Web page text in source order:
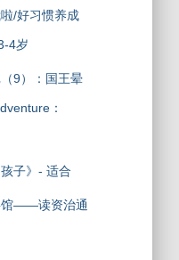
/好习惯养成
4岁
9）：国王晕
：
子》- 适合
馆——读资治通